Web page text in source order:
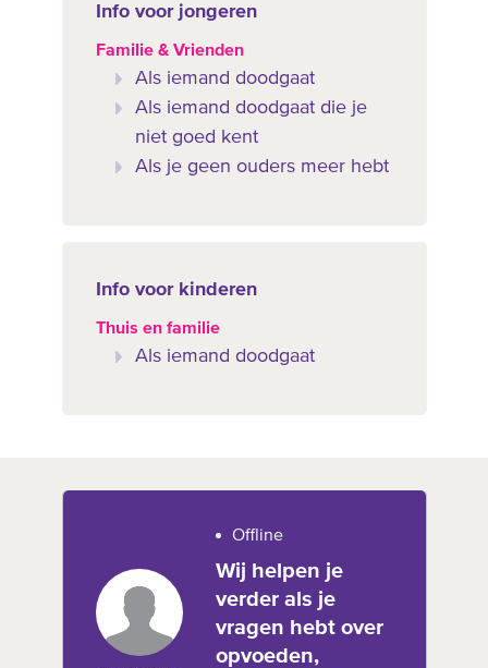
Info voor jongeren
Familie & Vrienden
Als iemand doodgaat
Als iemand doodgaat die je
niet goed kent
Als je geen ouders meer hebt
Info voor kinderen
Thuis en familie
Als iemand doodgaat
Offline
Wij helpen je
verder als je
vragen hebt over
opvoeden,